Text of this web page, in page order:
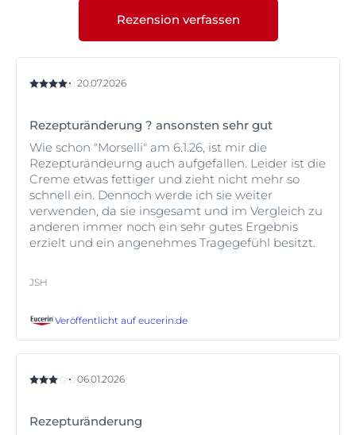
Rezension verfassen
20.07.2026
Rezepturänderung ? ansonsten sehr gut
Wie schon "Morselli" am 6.1.26, ist mir die
Rezepturändeurng auch aufgefallen. Leider ist die
Creme etwas fettiger und zieht nicht mehr so
schnell ein. Dennoch werde ich sie weiter
verwenden, da sie insgesamt und im Vergleich zu
anderen immer noch ein sehr gutes Ergebnis
erzielt und ein angenehmes Tragegefühl besitzt.
JSH
Veröffentlicht auf eucerin.de
06.01.2026
Rezepturänderung